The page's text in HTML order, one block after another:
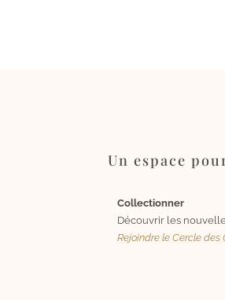
Un espace
Collectionner
Découvrir les
Rejoindre le Cercle